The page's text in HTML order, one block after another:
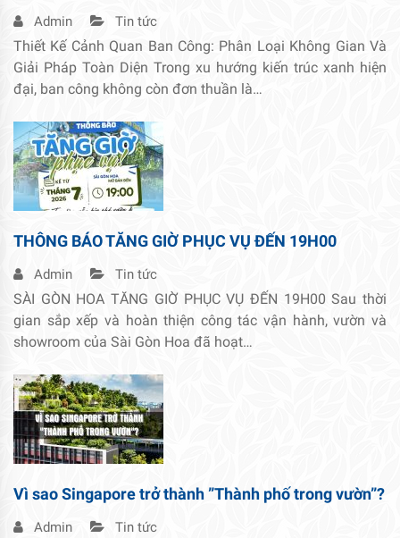
Admin Tin tức
Thiết Kế Cảnh Quan Ban Công: Phân Loại Không Gian Và
Giải Pháp Toàn Diện Trong xu hướng kiến trúc xanh hiện
đại, ban công không còn đơn thuần là…
THÔNG BÁO TĂNG GIỜ PHỤC VỤ ĐẾN 19H00
Admin Tin tức
SÀI GÒN HOA TĂNG GIỜ PHỤC VỤ ĐẾN 19H00 Sau thời
gian sắp xếp và hoàn thiện công tác vận hành, vườn và
showroom của Sài Gòn Hoa đã hoạt…
Vì sao Singapore trở thành ”Thành phố trong vườn”?
Admin Tin tức